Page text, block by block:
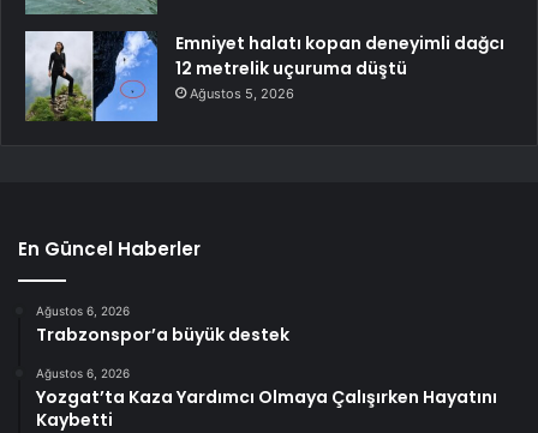
Emniyet halatı kopan deneyimli dağcı
12 metrelik uçuruma düştü
Ağustos 5, 2026
En Güncel Haberler
Ağustos 6, 2026
Trabzonspor’a büyük destek
Ağustos 6, 2026
Yozgat’ta Kaza Yardımcı Olmaya Çalışırken Hayatını
Kaybetti